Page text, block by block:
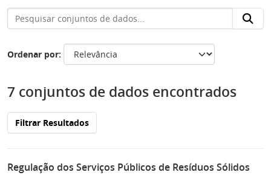
Ordenar por
7 conjuntos de dados encontrados
Filtrar Resultados
Regulação dos Serviços Públicos de Resíduos Sólidos